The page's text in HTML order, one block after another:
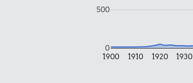
1900 1910 1920 1930
0
500